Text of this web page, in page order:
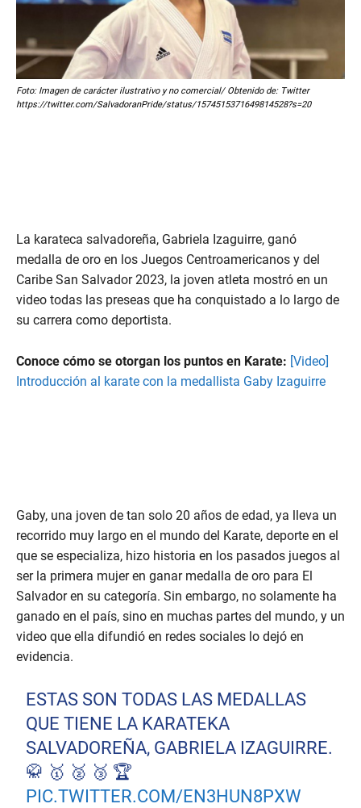
Foto: Imagen de carácter ilustrativo y no comercial/ Obtenido de: Twitter
https://twitter.com/SalvadoranPride/status/1574515371649814528?s=20
La karateca salvadoreña, Gabriela Izaguirre, ganó
medalla de oro en los Juegos Centroamericanos y del
Caribe San Salvador 2023, la joven atleta mostró en un
video todas las preseas que ha conquistado a lo largo de
su carrera como deportista.
Conoce cómo se otorgan los puntos en Karate: [Video]
Introducción al karate con la medallista Gaby Izaguirre
Gaby, una joven de tan solo 20 años de edad, ya lleva un
recorrido muy largo en el mundo del Karate, deporte en el
que se especializa, hizo historia en los pasados juegos al
ser la primera mujer en ganar medalla de oro para El
Salvador en su categoría. Sin embargo, no solamente ha
ganado en el país, sino en muchas partes del mundo, y un
video que ella difundió en redes sociales lo dejó en
evidencia.
ESTAS SON TODAS LAS MEDALLAS
QUE TIENE LA KARATEKA
SALVADOREÑA, GABRIELA IZAGUIRRE.
🥋 🥇 🥈 🥉 🏆
PIC.TWITTER.COM/EN3HUN8PXW